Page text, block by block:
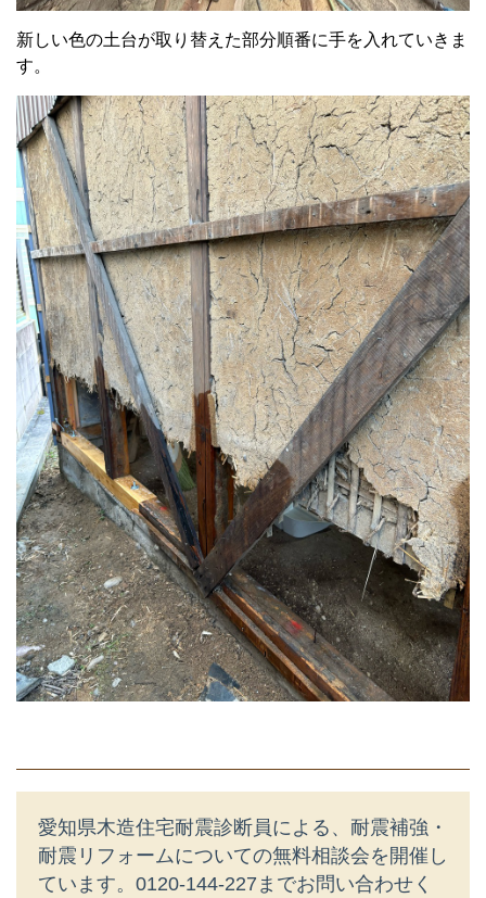
新しい色の土台が取り替えた部分順番に手を入れていきま
す。
愛知県木造住宅耐震診断員による、耐震補強・
耐震リフォームについての無料相談会を開催し
ています。 0120-144-227までお問い合わせく